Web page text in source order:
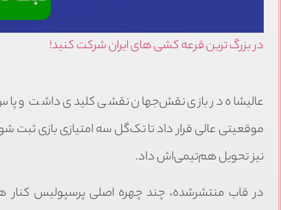
در بزرگ ترین قرعه کشی های ایران شرکت کنید!
عالیشاه در بازی نقش‌جهان نقشی کلیدی داشت و
نیز تحویل هم‌تیمی‌اش داد.
در قاب منتشرشده، چند چهره اصلی پرسپولیس کنار